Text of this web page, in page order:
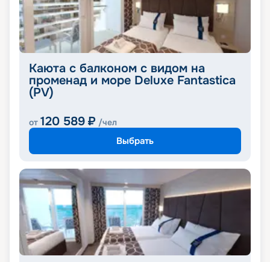
Каюта с балконом с видом на
променад и море Deluxe Fantastica
(PV)
от 120 589 ₽ /чел
Выбрать